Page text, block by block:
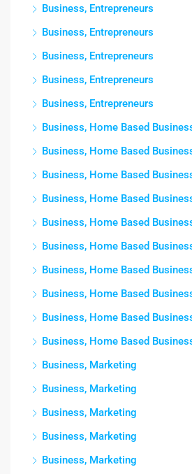
Business, Entrepreneurs
Business, Entrepreneurs
Business, Entrepreneurs
Business, Entrepreneurs
Business, Entrepreneurs
Business, Home Based
Business, Home Based
Business, Home Based
Business, Home Based
Business, Home Based
Business, Home Based
Business, Home Based
Business, Home Based
Business, Home Based
Business, Home Based
Business, Marketing
Business, Marketing
Business, Marketing
Business, Marketing
Business, Marketing